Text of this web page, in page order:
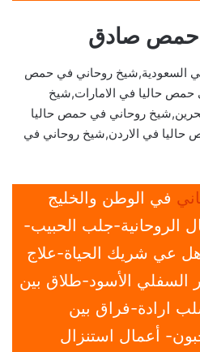
حمص صادق
السعودية,شيخ روحاني في حمص
حاليا في الامارات,شيخ
روحاني في حمص حاليا
في الاردن,شيخ روحاني في
في الوطن والخليج
الروحانية-جلب الحبيب-
عي شريك الحياة-علاج
السفلي الأسود-طلاق بين
ارادة-فراق بين
أعمال استنزال